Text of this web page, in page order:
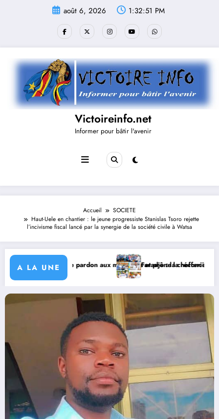
août 6, 2026 1:32:51 PM
Victoireinfo.net
Informer pour bâtir l'avenir
Accueil
SOCIETE
Haut-Uele en chantier : le jeune progressiste Stanislas Tsoro rejette
l’incivisme fiscal lancé par la synergie de la société civile à Watsa
A LA UNE
musiciens et prône la réconciliation
Faradje : la chefferie de Logo-Doka réceptionne 36 km de